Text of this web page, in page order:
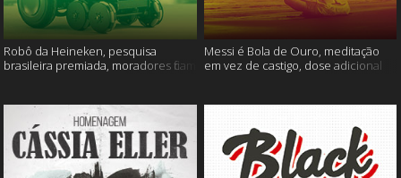
Robô da Heineken, pesquisa
brasileira premiada, moradores ficam
Messi é Bola de Ouro, meditação
em vez de castigo, dose adicional